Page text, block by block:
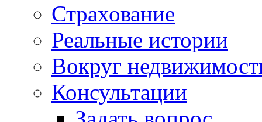
Страхование
Реальные истории
Вокруг
Консультации